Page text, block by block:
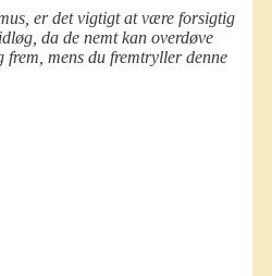
er det vigtigt at være forsigtig
da de nemt kan overdøve
mens du fremtryller denne